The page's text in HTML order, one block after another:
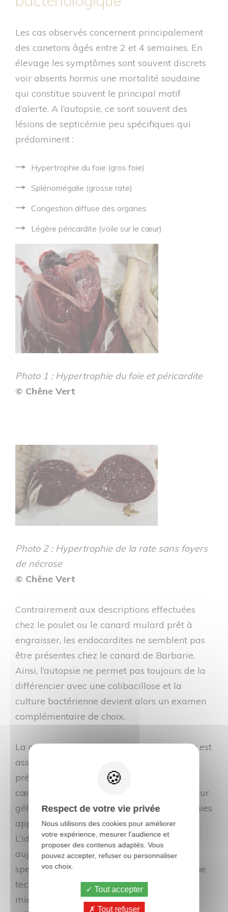
Les cas observés concernent principalement
des canetons âgés entre 2 et 4 semaines. En
élevage les symptômes sont souvent discrets
voir absents hormis une mortalité soudaine
qui constitue souvent le principal motif
d’alerte. A l’autopsie, ce sont souvent des
lésions de septicémie peu spécifiques qui
prédominent :
Hypertrophie du foie (gros foie)
Splénomégalie (grosse rate)
Congestion diffuse des organes
Légère péricardite (voile sur le cœur)
Photo 1 : Hypertrophie du foie et péricardite
© Chêne Vert
Photo 2 : Hypertrophie de la rate sans foyers
de nécrose
© Chêne Vert
Contrairement aux descriptions effectuées
chez le poulet ou le canard mulard prêt à
engraisser, les endocardites ne semblent pas
être présentes chez le canard de Barbarie.
Ainsi, l’autopsie ne permet pas toujours de la
différencier avec une colibacillose et la
culture bactérienne devient alors un examen
complémentaire de choix.
La culture deStreptococcus pluranimaliumest
assez facile à obtenir à partir de
prélèvements d’organes tels que le foie, le
cœur et le cerveau. Après mise en culture sur
gélose au sang et à l’étuve à 37°C, les colonies
apparaissent avec une hémolyse verte.
L’identification précise du germe repose
aujourd’hui principalement sur la
spectrométrie de masse MALDI-TOF MS, une
technique désormais incontournable en
microbiologie vétérinaire. Elle permet de
Respect de votre vie privée
Nous utilisons des cookies pour améliorer
votre expérience, mesurer l'audience et
proposer des contenus adaptés. Vous
pouvez accepter, refuser ou personnaliser
vos choix.
Tout accepter
Tout refuser